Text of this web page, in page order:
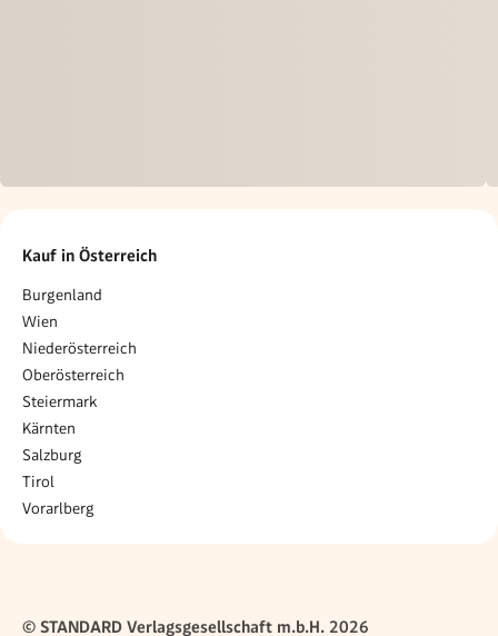
Kauf in Österreich
Burgenland
Wien
Niederösterreich
Oberösterreich
Steiermark
Kärnten
Salzburg
Tirol
Vorarlberg
© STANDARD Verlagsgesellschaft m.b.H. 2026